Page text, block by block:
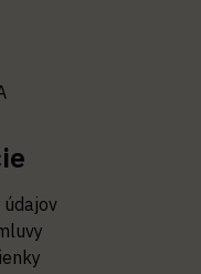
údajov